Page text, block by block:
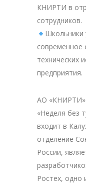
КНИРТИ в
сотрудников.
Школьники
современное
технических
предприятия.
АО «КНИРТИ»
«Неделя без
входит в
отделение
России,
Ростех, одно